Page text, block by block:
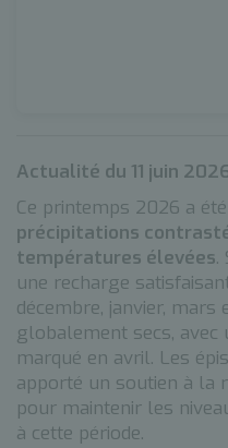
Actualité du 11 juin
Ce printemps 2026 a
précipitations
températures élevées.
une recharge
décembre, janvier,
globalement secs,
marqué en avril. Les
apporté un soutien à la
pour maintenir les
à cette période.